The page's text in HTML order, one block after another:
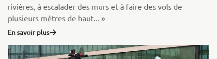
rivières, à escalader des murs et à faire des vols de
plusieurs mètres de haut... »
En savoir plus